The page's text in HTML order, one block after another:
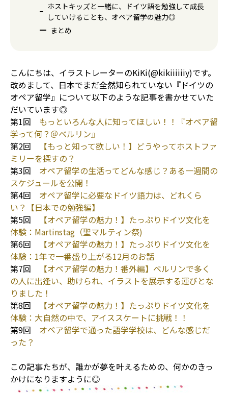
ホストキッズと一緒に、ドイツ語を勉強して成長
していけることも、オペア留学の魅力◎
まとめ
こんにちは、イラストレーターのKiKi(@kikiiiiiiy)です。
改めまして、日本でまだ全然知られていない『ドイツの
オペア留学』について以下のような記事を書かせていた
だいています◎
第1回 もっといろんな人に知ってほしい！！『オペア留
学って何？＠ベルリン』
第2回
【もっと知って欲しい！】どうやってホストファ
ミリーを探すの？
第3回 オペア留学の生活ってどんな感じ？ある一週間の
スケジュールを公開！
第4回 オペア留学に必要なドイツ語力は、どれくら
い？【日本での勉強編】
第5回
【オペア留学の魅力！】たっぷりドイツ文化を
体験：Martinstag（聖マルティン祭)
第6回
【オペア留学の魅力！】たっぷりドイツ文化を
体験：1年で一番盛り上がる12月のお話
第7回
【オペア留学の魅力！番外編】ベルリンで多く
の人に出逢い、助けられ、イラストを展示する運びとな
りました！
第8回
【オペア留学の魅力！】たっぷりドイツ文化を
体験：大自然の中で、アイススケートに挑戦！！
第9回 オペア留学で通った語学学校は、どんな感じだ
った？
この記事たちが、誰かが夢を叶えるための、何かのきっ
かけになりますように◎